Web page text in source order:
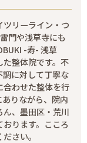
リーライン・つ
門や浅草寺にも
-寿- 浅草
整体院です。不
に対して丁寧な
合わせた整体を行
りながら、院内
、墨田区・荒川
ります。こころ
さい。